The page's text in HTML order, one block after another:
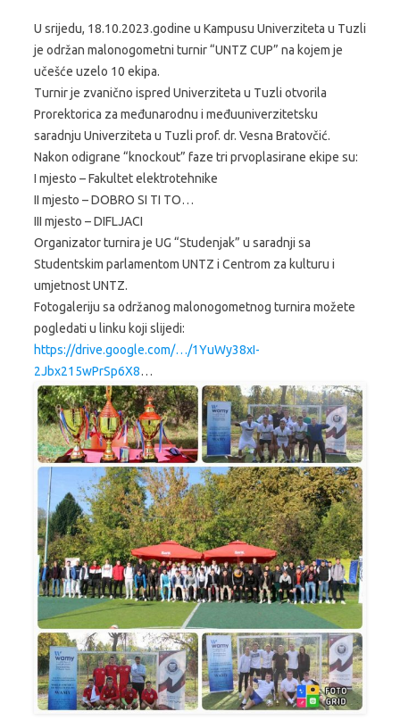
U srijedu, 18.10.2023.godine u Kampusu Univerziteta u Tuzli
je održan malonogometni turnir “UNTZ CUP” na kojem je
učešće uzelo 10 ekipa.
Turnir je zvanično ispred Univerziteta u Tuzli otvorila
Prorektorica za međunarodnu i međuuniverzitetsku
saradnju Univerziteta u Tuzli prof. dr. Vesna Bratovčić.
Nakon odigrane “knockout” faze tri prvoplasirane ekipe su:
I mjesto – Fakultet elektrotehnike
II mjesto – DOBRO SI TI TO…
III mjesto – DIFLJACI
Organizator turnira je UG “Studenjak” u saradnji sa
Studentskim parlamentom UNTZ i Centrom za kulturu i
umjetnost UNTZ.
Fotogaleriju sa održanog malonogometnog turnira možete
pogledati u linku koji slijedi:
https://drive.google.com/…/1YuWy38xI-
2Jbx215wPrSp6X8…